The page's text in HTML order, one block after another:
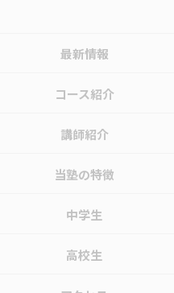
最新情報
コース紹介
講師紹介
当塾の特徴
中学生
高校生